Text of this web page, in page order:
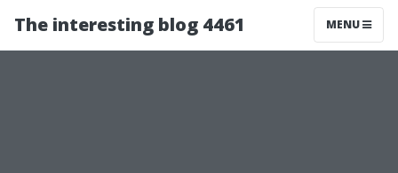
The interesting blog 4461 MENU